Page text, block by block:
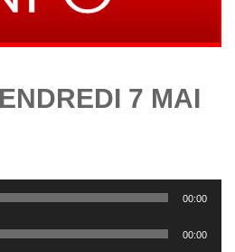
7 MAI
00:00
00:00